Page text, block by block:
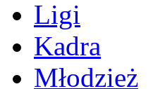
Ligi
Kadra
Młodzież